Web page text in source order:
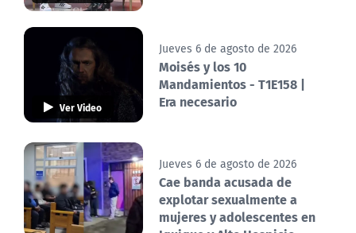
Ver Video
Jueves 6 de agosto de 2026
Moisés y los 10
Mandamientos - T1E158 |
Era necesario
Jueves 6 de agosto de 2026
Cae banda acusada de
explotar sexualmente a
mujeres y adolescentes en